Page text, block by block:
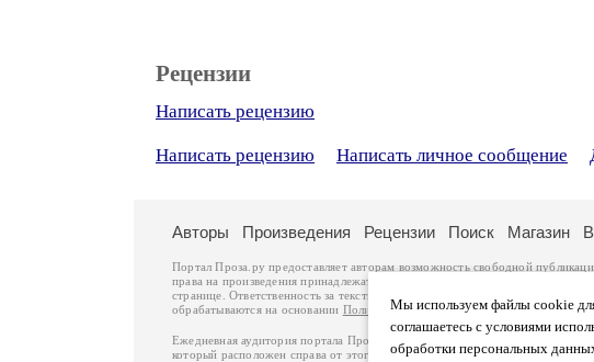
Рецензии
Написать рецензию
Написать рецензию Написать личное сообщение
Мы используем файлы cookie
соглашаетесь с условиями
обработки персональных
Авторы Произведения Рецензии Поиск Магазин
Портал Проза.ру предоставляет авторам возможность свободной
права на произведения принадлежат авторам и охраняются
.
странице. Ответственность за тексты произведений авторы несут
обрабатываются на основании Политики обработки персональных данных.
Ежедневная аудитория портала Проза.ру – порядка 100 тысяч
который расположен справа от этого текста. В каждой графе указано по